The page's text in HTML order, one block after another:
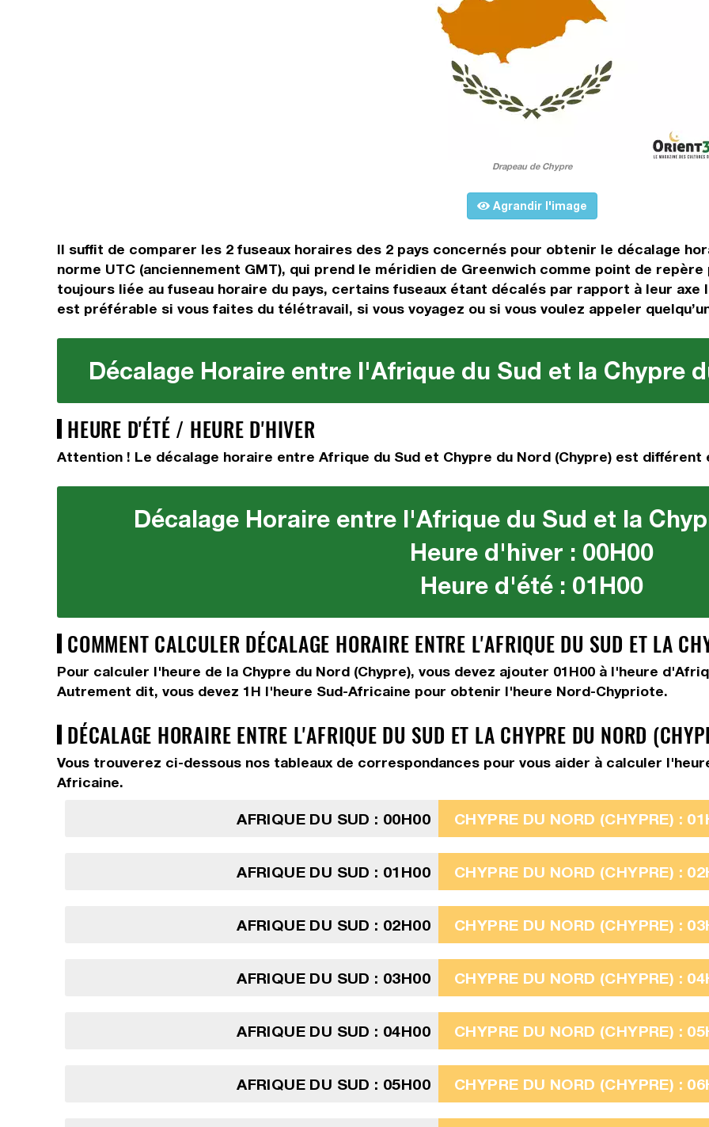
Drapeau de Chypre
Agrandir l'image
Il suffit de comparer les 2 fuseaux horaires des 2 pays concernés pour obtenir le décalage
norme UTC (anciennement GMT), qui prend le méridien de Greenwich comme point de
toujours liée au fuseau horaire du pays, certains fuseaux étant décalés par rapport à leur
est préférable si vous faites du télétravail, si vous voyagez ou si vous voulez appeler
Décalage Horaire entre l'Afrique du Sud et la Chypre
HEURE D'ÉTÉ / HEURE D'HIVER
Attention ! Le décalage horaire entre Afrique du Sud et Chypre du Nord (Chypre) est différent
Décalage Horaire entre l'Afrique du Sud et la
Heure d'hiver : 00H00
Heure d'été : 01H00
COMMENT CALCULER DÉCALAGE HORAIRE ENTRE L'AFRIQUE DU SUD ET LA
Pour calculer l'heure de la Chypre du Nord (Chypre), vous devez ajouter 01H00 à l'heure
Autrement dit, vous devez 1H l'heure Sud-Africaine pour obtenir l'heure Nord-Chypriote.
DÉCALAGE HORAIRE ENTRE L'AFRIQUE DU SUD ET LA CHYPRE DU NORD
Vous trouverez ci-dessous nos tableaux de correspondances pour vous aider à calculer
Africaine.
AFRIQUE DU SUD : 00H00 CHYPRE DU NORD (CHYPRE) :
AFRIQUE DU SUD : 01H00 CHYPRE DU NORD (CHYPRE) :
AFRIQUE DU SUD : 02H00 CHYPRE DU NORD (CHYPRE) :
AFRIQUE DU SUD : 03H00 CHYPRE DU NORD (CHYPRE) :
AFRIQUE DU SUD : 04H00 CHYPRE DU NORD (CHYPRE) :
AFRIQUE DU SUD : 05H00 CHYPRE DU NORD (CHYPRE) :